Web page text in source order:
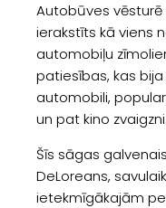
Autobūves vēsturē
ierakstīts kā viens
automobiļu
patiesības, kas
automobili,
un pat kino
Šīs sāgas
DeLoreans,
ietekmīgākajām